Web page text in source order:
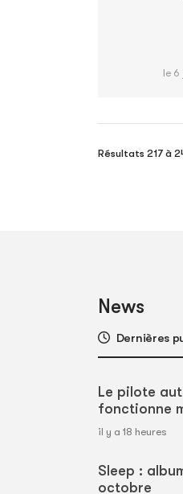
le 6
Résultats 217 à
News
Dernières
Le pilote
fonctionne
il y a 18 heures
Sleep :
octobre